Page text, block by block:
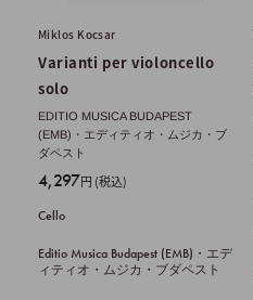
Miklos Kocsar
Varianti per violoncello
solo
EDITIO MUSICA BUDAPEST
(EMB)・エディティオ・ムジカ・ブ
ダペスト
販
価
格
4,297円 (税込)
Cello
Editio Musica Budapest (EMB)・エデ
ィティオ・ムジカ・ブダペスト